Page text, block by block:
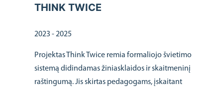
THINK TWICE
2023 - 2025
Projektas Think Twice remia formaliojo švietimo
sistemą didindamas žiniasklaidos ir skaitmeninį
raštingumą. Jis skirtas pedagogams, įskaitant